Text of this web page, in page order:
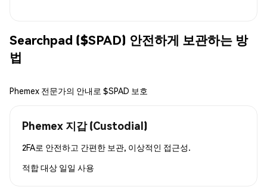
Searchpad ($SPAD) 안전하게 보관하는 방
법
Phemex 전문가의 안내로 $SPAD 보호
Phemex 지갑 (Custodial)
2FA로 안전하고 간편한 보관, 이상적인 접근성.
적합 대상 일일 사용